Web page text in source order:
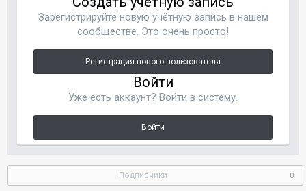
Зарегистрируйте новую учётную запись в нашем
сообществе. Это очень просто!
Регистрация нового пользователя
Войти
Уже есть аккаунт? Войти в систему.
Войти
Подписчики 0